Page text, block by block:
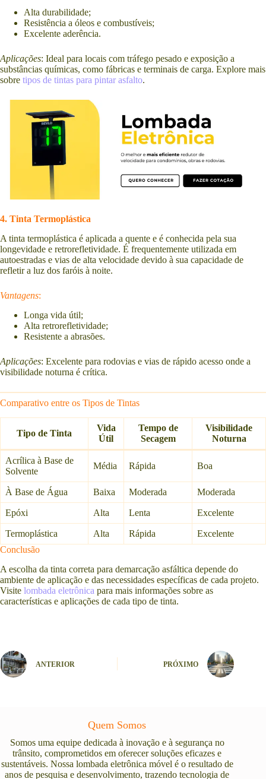
Alta durabilidade;
Resistência a óleos e combustíveis;
Excelente aderência.
Aplicações: Ideal para locais com tráfego pesado e exposição a
substâncias químicas, como fábricas e terminais de carga. Explore mais
sobre tipos de tintas para pintar asfalto.
4. Tinta Termoplástica
A tinta termoplástica é aplicada a quente e é conhecida pela sua
longevidade e retrorefletividade. É frequentemente utilizada em
autoestradas e vias de alta velocidade devido à sua capacidade de
refletir a luz dos faróis à noite.
Vantagens:
Longa vida útil;
Alta retrorefletividade;
Resistente a abrasões.
Aplicações: Excelente para rodovias e vias de rápido acesso onde a
visibilidade noturna é crítica.
Comparativo entre os Tipos de Tintas
Tipo de Tinta
Vida
Útil
Tempo de
Secagem
Visibilidade
Noturna
Acrílica à Base de
Solvente
Média Rápida Boa
À Base de Água Baixa Moderada Moderada
Epóxi Alta Lenta Excelente
Termoplástica Alta Rápida
Excelente
Conclusão
A escolha da tinta correta para demarcação asfáltica depende do
ambiente de aplicação e das necessidades específicas de cada projeto.
Visite lombada eletrônica para mais informações sobre as
características e aplicações de cada tipo de tinta.
ANTERIOR PRÓXIMO
Quem Somos
Somos uma equipe dedicada à inovação e à segurança no
trânsito, comprometidos em oferecer soluções eficazes e
sustentáveis. Nossa lombada eletrônica móvel é o resultado de
anos de pesquisa e desenvolvimento, trazendo tecnologia de